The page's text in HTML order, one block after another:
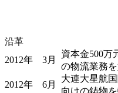
沿革
2012年 3月
資本金500万
の物流業務を
2012年 6月
大連大星航
向けの鋳物を